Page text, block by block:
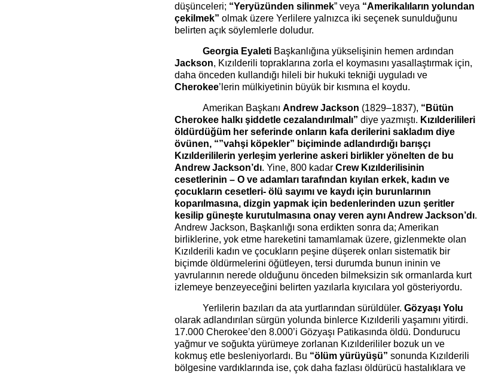
düşünceleri; “Yeryüzünden silinmek” veya “Amerikalıların yolundan
çekilmek” olmak üzere Yerlilere yalnızca iki seçenek sunulduğunu
belirten açık söylemlerle doludur.
Georgia Eyaleti Başkanlığına yükselişinin hemen ardından
Jackson, Kızılderili topraklarına zorla el koymasını yasallaştırmak için,
daha önceden kullandığı hileli bir hukuki tekniği uyguladı ve
Cherokee’lerin mülkiyetinin büyük bir kısmına el koydu.
Amerikan BaşkanıAndrew Jackson (1829–1837), “Bütün
Cherokee halkı şiddetle cezalandırılmalı” diye yazmıştı. Kızılderilileri
öldürdüğüm her seferinde onların kafa derilerini sakladım diye
övünen, “”vahşi köpekler” biçiminde adlandırdığı barışçı
Kızılderililerin yerleşim yerlerine askeri birlikler yönelten de bu
Andrew Jackson’dı. Yine, 800 kadar Crew Kızılderilisinin
cesetlerinin – O ve adamları tarafından kıyılan erkek, kadın ve
çocukların cesetleri- ölü sayımı ve kaydı için burunlarının
koparılmasına, dizgin yapmak için bedenlerinden uzun şeritler
kesilip güneşte kurutulmasına onay veren aynı Andrew Jackson’dı.
Andrew Jackson, Başkanlığı sona erdikten sonra da; Amerikan
birliklerine, yok etme hareketini tamamlamak üzere, gizlenmekte olan
Kızılderili kadın ve çocukların peşine düşerek onları sistematik bir
biçimde öldürmelerini öğütleyen, tersi durumda bunun ininin ve
yavrularının nerede olduğunu önceden bilmeksizin sık ormanlarda kurt
izlemeye benzeyeceğini belirten yazılarla kıyıcılara yol gösteriyordu.
Yerlilerin bazıları da ata yurtlarından sürüldüler.Gözyaşı Yolu
olarak adlandırılan sürgün yolunda binlerce Kızılderili yaşamını yitirdi.
17.000 Cherokee’den 8.000’i Gözyaşı Patikasında öldü. Dondurucu
yağmur ve soğukta yürümeye zorlanan Kızılderililer bozuk un ve
kokmuş etle besleniyorlardı. Bu “ölüm yürüyüşü” sonunda Kızılderili
bölgesine vardıklarında ise, çok daha fazlası öldürücü hastalıklara ve